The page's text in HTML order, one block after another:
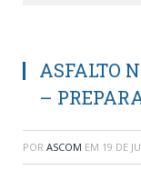
ASFALTO
–
POR ASCOM EM 19 DE